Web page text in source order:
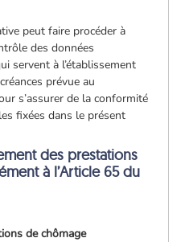
peut faire procéder à
des données
servent à l’établissement
prévue au
s’assurer de la conformité
fixées dans le présent
des prestations
à l’Article 65 du
de chômage